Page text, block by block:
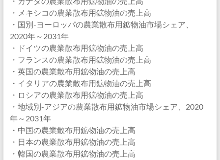
・メキシコの農業散布用鉱物油の売上高
・国別-ヨーロッパの農業散布用鉱物油市場シェア、
2020年～2031年
・ドイツの農業散布用鉱物油の売上高
・フランスの農業散布用鉱物油の売上高
・英国の農業散布用鉱物油の売上高
・イタリアの農業散布用鉱物油の売上高
・ロシアの農業散布用鉱物油の売上高
・地域別-アジアの農業散布用鉱物油市場シェア、2020
年～2031年
・中国の農業散布用鉱物油の売上高
・日本の農業散布用鉱物油の売上高
・韓国の農業散布用鉱物油の売上高